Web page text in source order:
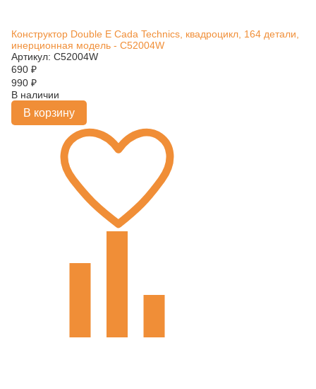
Конструктор Double E Cada Technics, квадроцикл, 164 детали,
инерционная модель - C52004W
Артикул: C52004W
690 ₽
990 ₽
В наличии
В корзину